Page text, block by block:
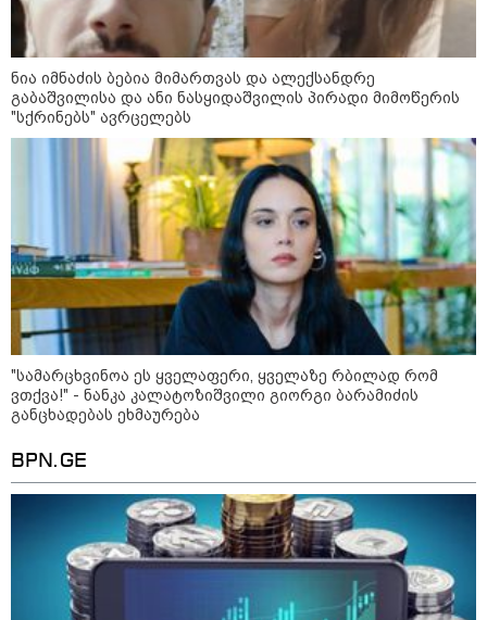
შეიძინე ალდაგის სამოგზაურო დაზღვევა და
მიიღე გაორმაგებული ინტერნეტი
საზოგადოება
11:36 / 08-08-2026
წელიწადნახევარში საქართველოში 164
ადამიანი დაიკარგა - 57 პირს ამ დრომდე
ეძებენ
ნია იმნაძის ბებია მიმართვას და ალექსანდრე
გაბაშვილისა და ანი ნასყიდაშვილის პირადი მიმოწერის
"სქრინებს" ავრცელებს
"სა­მარ­ცხვი­ნოა ეს ყვე­ლა­ფე­რი, ყვე­ლა­ზე რბი­ლად რომ
ვთქვა!" - ნანკა კალატოზიშვილი გიორგი ბარამიძის
განცხადებას ეხმაურება
BPN.GE